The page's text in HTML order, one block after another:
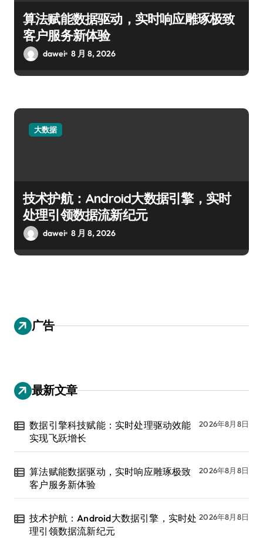
算法赋能数据驱动，实时响应雕琢极致
客户服务新体验
dawei 8 月 8, 2026
大数据
技术护航：Android大数据引擎，实时
处理引领数据流新纪元
dawei 8 月 8, 2026
广告
最新文章
数据引擎科技赋能：实时处理驱动效能
实现飞跃增长
2026年8月8日
算法赋能数据驱动，实时响应雕琢极致
客户服务新体验
2026年8月8日
技术护航：Android大数据引擎，实时处
理引领数据流新纪元
2026年8月8日